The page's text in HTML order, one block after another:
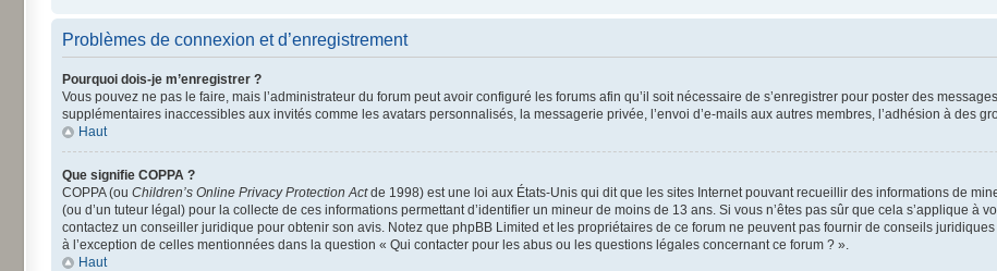
Problèmes de connexion et d’enregistrement
Pourquoi dois-je m’enregistrer ?
Vous pouvez ne pas le faire, mais l’administrateur du forum peut avoir configuré les forums afin qu’il soit nécessaire de s’enregistrer pour poster des
supplémentaires inaccessibles aux invités comme les avatars personnalisés, la messagerie privée, l’envoi d’e-mails aux autres membres, l’adhésion à des
Haut
Que signifie COPPA ?
COPPA (ou Children’s Online Privacy Protection Actde 1998) est une loi aux États-Unis qui dit que les sites Internet pouvant recueillir des informations de
(ou d’un tuteur légal) pour la collecte de ces informations permettant d’identifier un mineur de moins de 13 ans. Si vous n’êtes pas sûr que cela s’applique à
contactez un conseiller juridique pour obtenir son avis. Notez que phpBB Limited et les propriétaires de ce forum ne peuvent pas fournir de conseils
à l’exception de celles mentionnées dans la question « Qui contacter pour les abus ou les questions légales concernant ce forum ? ».
Haut